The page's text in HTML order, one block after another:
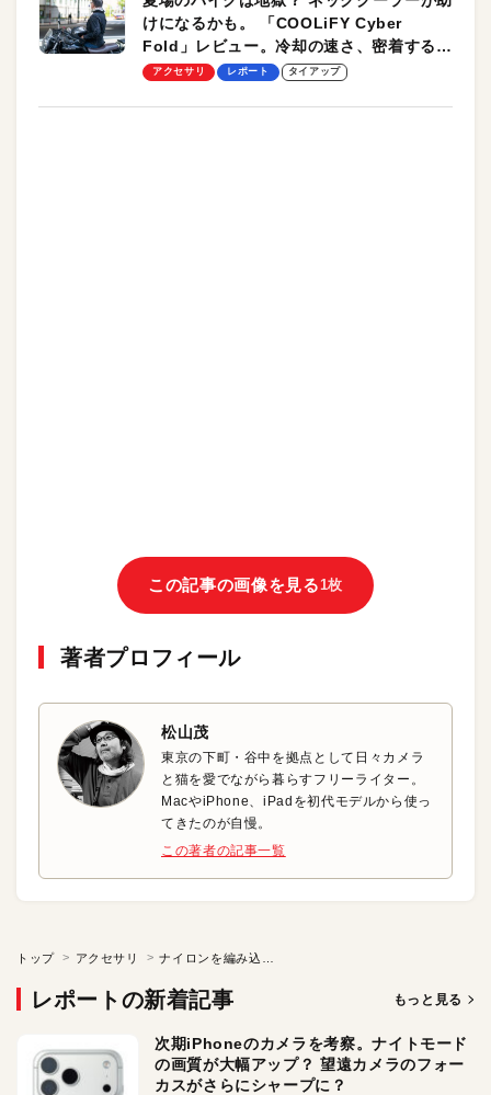
けになるかも。 「COOLiFY Cyber
Fold」レビュー。冷却の速さ、密着する冷
却プレート、シンプルな操作性がグッド！
アクセサリ レポート タイアップ
この記事の画像を見る 1枚
著者プロフィール
松山茂
東京の下町・谷中を拠点として日々カメラ
と猫を愛でながら暮らすフリーライター。
MacやiPhone、iPadを初代モデルから使っ
てきたのが自慢。
この著者の記事一覧
トップ アクセサリ
レポートの新着記事 もっと見る
次期iPhoneのカメラを考察。ナイトモード
の画質が大幅アップ？ 望遠カメラのフォー
カスがさらにシャープに？